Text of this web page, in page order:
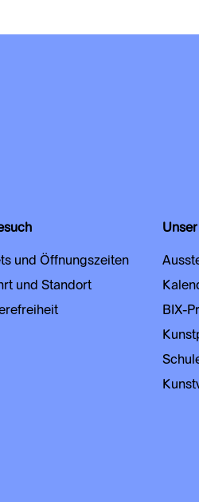
und Öffnungszeiten
und Standort
BIX-